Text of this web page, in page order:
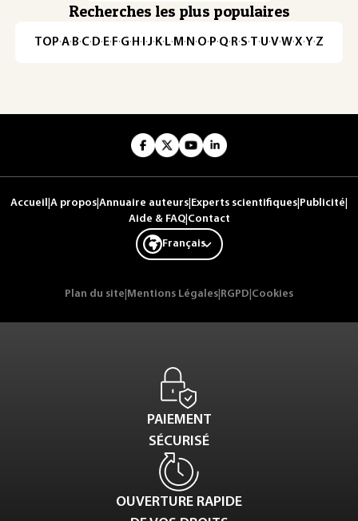
Recherches les plus populaires
TOP·A·B·C· D· E· F·G· H · ·J· K· L· M · N ·O· P·Q· R·S·T·U·V·W·X·Y·Z
Accueil A propos Annuaire auteurs Experts scientifiques Publicité
Aide & FAQ| Contact
Français
Plan du site Mentions Légales RGPD Cookies
PAIEMENT
SÉCURISÉ
OUVERTURE RAPIDE